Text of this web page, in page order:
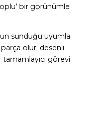
bir görünümle
sunduğu uyumla
olur; desenli
görevi